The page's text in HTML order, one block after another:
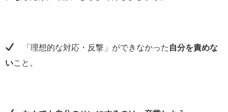
「理想的な対応・反撃」ができなかった 自分を責めな
いこと。